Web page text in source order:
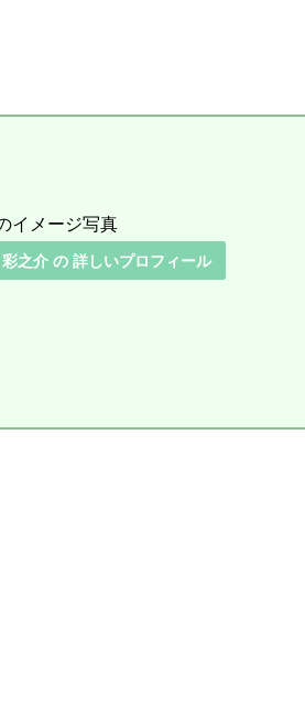
之介 の 詳しいプロフィール